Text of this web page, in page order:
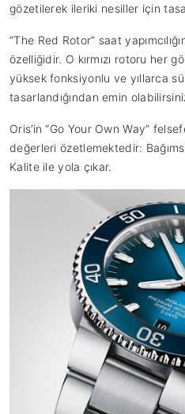
gözetilerek ileriki nesiller için
“The Red Rotor” saat
özelliğidir. O kırmızı rotoru her
yüksek fonksiyonlu ve yıllarca
tasarlandığından emin
Oris’in “Go Your Own Way”
değerleri özetlemektedir:
Kalite ile yola çıkar.